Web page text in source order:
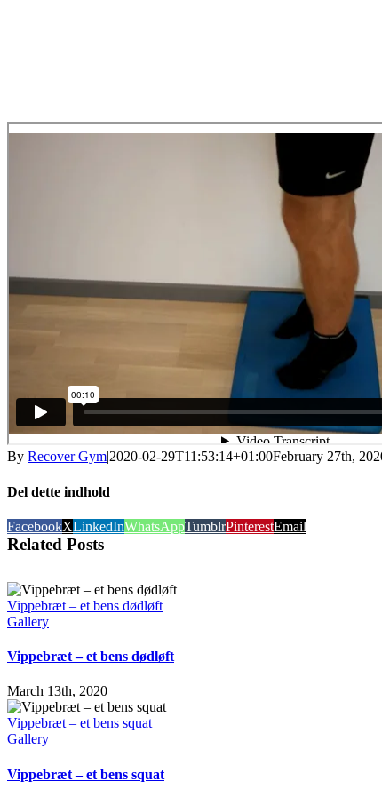
By Recover Gym|2020-02-29T11:53:14+01:00February 27th,
Del dette indhold
FacebookXLinkedInWhatsAppTumblrPinterestEmail
Related Posts
Vippebræt – et bens dødløft
Gallery
Vippebræt – et bens dødløft
March 13th, 2020
Vippebræt – et bens squat
Gallery
Vippebræt – et bens squat